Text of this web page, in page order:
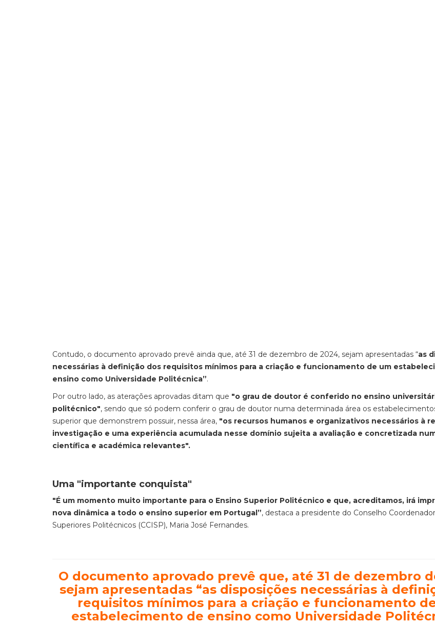
Contudo, o documento aprovado prevê ainda que, até 31 de dezembro de 2024, sejam apresentadas “as
necessárias à definição dos requisitos mínimos para a criação e funcionamento de um
ensino como Universidade Politécnica”.
Por outro lado, as aterações aprovadas ditam que "o grau de doutor é conferido no ensino
politécnico", sendo que só podem conferir o grau de doutor numa determinada área os
superior que demonstrem possuir, nessa área, "os recursos humanos e organizativos necessários à
investigação e uma experiência acumulada nesse domínio sujeita a avaliação e concretizada
científica e académica relevantes".
Uma "importante conquista"
"É um momento muito importante para o Ensino Superior Politécnico e que, acreditamos, irá
nova dinâmica a todo o ensino superior em Portugal”, destaca a presidente do Conselho
Superiores Politécnicos (CCISP), Maria José Fernandes.
O documento aprovado prevê que, até 31 de dezembro
sejam apresentadas “as disposições necessárias à
requisitos mínimos para a criação e funcionamento
estabelecimento de ensino como Universidade